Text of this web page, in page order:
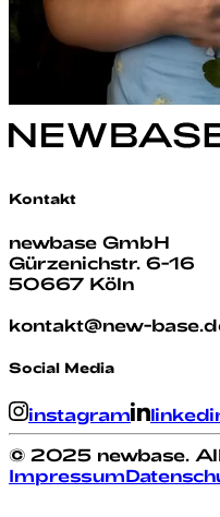
Kontakt
newbase GmbH
Gürzenichstr. 6-16
50667 Köln
kontakt@new-
Social Media
instagram
© 2025 newbase.
Impressum